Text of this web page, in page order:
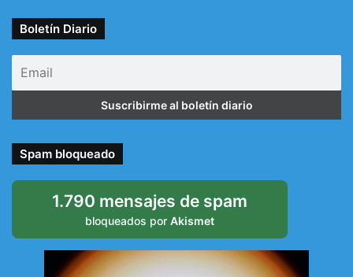
Boletín Diario
Spam bloqueado
1.790 mensajes de spam
bloqueados por Akismet